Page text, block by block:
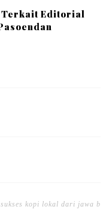
Terkait Editorial
kopi lokal dari jawa b